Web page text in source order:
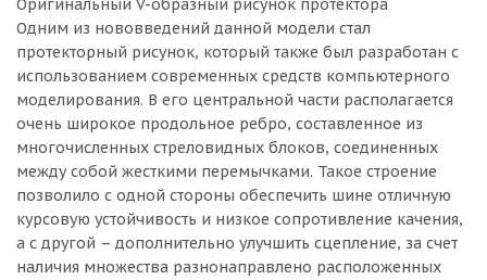
Оригинальный V-образный рисунок протектора
Одним из нововведений данной модели стал
протекторный рисунок, который также был разработан с
использованием современных средств компьютерного
моделирования. В его центральной части располагается
очень широкое продольное ребро, составленное из
многочисленных стреловидных блоков, соединенных
между собой жесткими перемычками. Такое строение
позволило с одной стороны обеспечить шине отличную
курсовую устойчивость и низкое сопротивление качения,
а с другой – дополнительно улучшить сцепление, за счет
наличия множества разнонаправлено расположенных